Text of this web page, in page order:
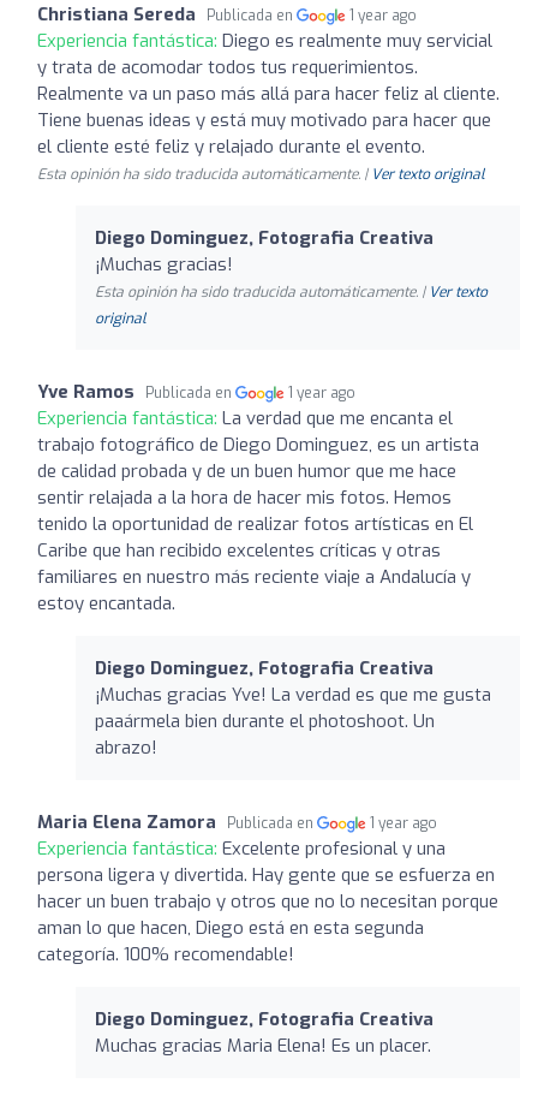
Christiana Sereda Publicada en 1 year ago
Experiencia fantástica: Diego es realmente muy servicial
y trata de acomodar todos tus requerimientos.
Realmente va un paso más allá para hacer feliz al cliente.
Tiene buenas ideas y está muy motivado para hacer que
el cliente esté feliz y relajado durante el evento.
Esta opinión ha sido traducida automáticamente. | Ver texto original
Diego Dominguez, Fotografia Creativa
¡Muchas gracias!
Esta opinión ha sido traducida automáticamente. | Ver texto
original
Yve Ramos Publicada en 1 year ago
Experiencia fantástica: La verdad que me encanta el
trabajo fotográfico de Diego Dominguez, es un artista
de calidad probada y de un buen humor que me hace
sentir relajada a la hora de hacer mis fotos. Hemos
tenido la oportunidad de realizar fotos artísticas en El
Caribe que han recibido excelentes críticas y otras
familiares en nuestro más reciente viaje a Andalucía y
estoy encantada.
Diego Dominguez, Fotografia Creativa
¡Muchas gracias Yve! La verdad es que me gusta
paaármela bien durante el photoshoot. Un
abrazo!
Maria Elena Zamora Publicada en 1 year ago
Experiencia fantástica: Excelente profesional y una
persona ligera y divertida. Hay gente que se esfuerza en
hacer un buen trabajo y otros que no lo necesitan porque
aman lo que hacen, Diego está en esta segunda
categoría. 100% recomendable!
Diego Dominguez, Fotografia Creativa
Muchas gracias Maria Elena! Es un placer.